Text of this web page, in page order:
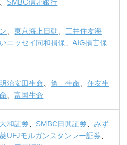
、 SMBC信託銀行
、東京海上日動、三井住友海
ニッセイ同和損保、AIG損害保
明治安田生命、第一生命、住友生
、富国生命
大和証券、 SMBC日興証券、みず
UFJモルガンスタンレー証券、